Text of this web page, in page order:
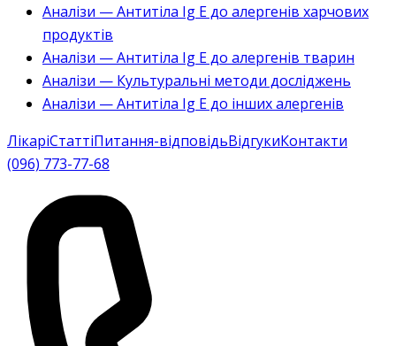
Аналізи — Антитіла Ig E до алергенів харчових
продуктів
Аналізи — Антитіла Ig E до алергенів тварин
Аналізи — Культуральні методи досліджень
Аналізи — Антитіла Ig E до інших алергенів
ЛікаріСтаттіПитання-відповідьВідгукиКонтакти
(096) 773-77-68